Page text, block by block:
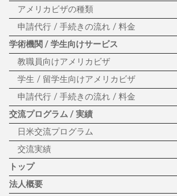
アメリカビザの種類
申請代行 / 手続きの流れ / 料金
学術機関 / 学生向けサービス
教職員向けアメリカビザ
学生 / 留学生向けアメリカビザ
申請代行 / 手続きの流れ / 料金
交流プログラム / 実績
日米交流プログラム
交流実績
トップ
法人概要